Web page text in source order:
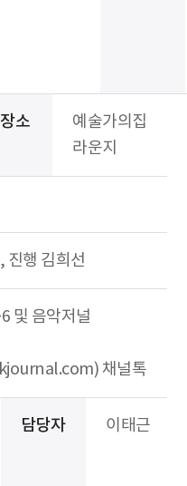
장소
예술가의집
라운지
진행 김희선
및 음악저널
채널톡
담당자 이태근